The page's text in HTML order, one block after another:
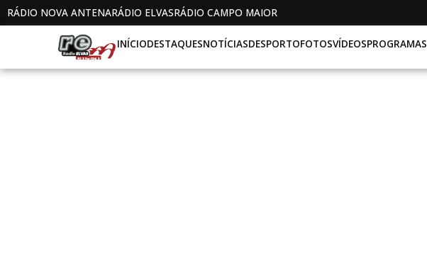
RÁDIO NOVA ANTENARÁDIO ELVASRÁDIO CAMPO MAIOR
INÍCIODESTAQUESNOTÍCIASDESPORTOFOTOSVÍDEOSPROGRAMAS